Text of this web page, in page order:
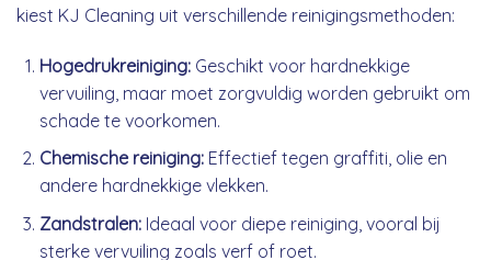
kiest KJ Cleaning uit verschillende reinigingsmethoden:
Hogedrukreiniging:Geschikt voor hardnekkige
vervuiling, maar moet zorgvuldig worden gebruikt om
schade te voorkomen.
Chemische reiniging:Effectief tegen graffiti, olie en
andere hardnekkige vlekken.
Zandstralen:Ideaal voor diepe reiniging, vooral bij
sterke vervuiling zoals verf of roet.